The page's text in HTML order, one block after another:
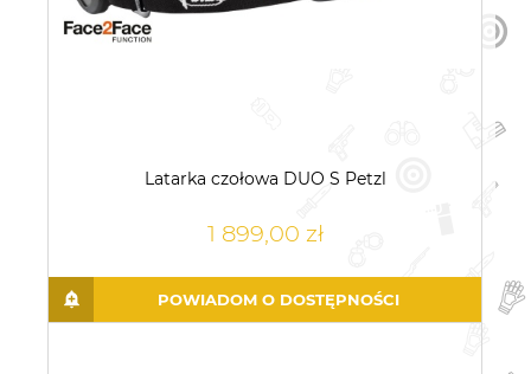
Latarka czołowa DUO S Petzl
1 899,00 zł
POWIADOM O DOSTĘPNOŚCI